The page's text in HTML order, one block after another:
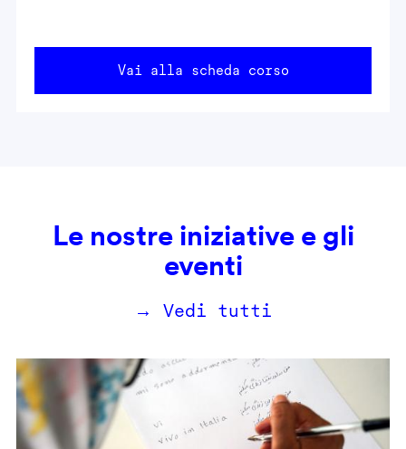
Vai alla scheda corso
Le nostre iniziative e gli
eventi
→ Vedi tutti